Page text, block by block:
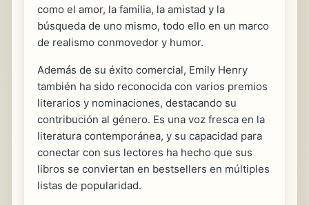
como el amor, la familia, la amistad y la
búsqueda de uno mismo, todo ello en un marco
de realismo conmovedor y humor.
Además de su éxito comercial, Emily Henry
también ha sido reconocida con varios premios
literarios y nominaciones, destacando su
contribución al género. Es una voz fresca en la
literatura contemporánea, y su capacidad para
conectar con sus lectores ha hecho que sus
libros se conviertan en bestsellers en múltiples
listas de popularidad.